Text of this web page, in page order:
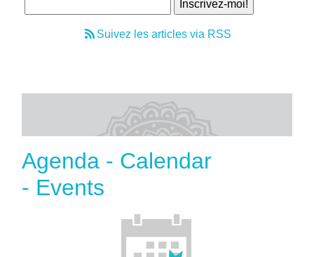
Suivez les articles via RSS
Agenda - Calendar
- Events